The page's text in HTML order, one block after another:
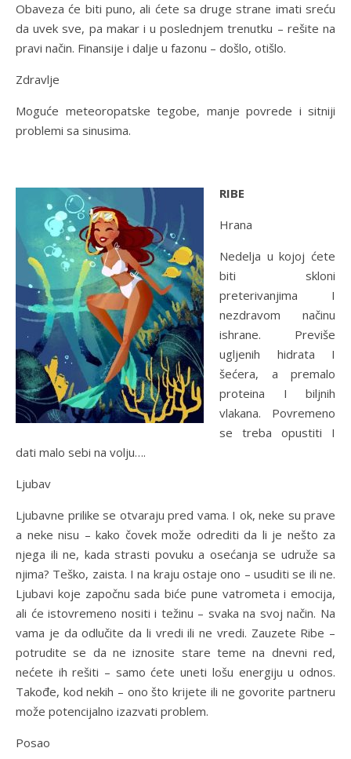
Obaveza će biti puno, ali ćete sa druge strane imati sreću
da uvek sve, pa makar i u poslednjem trenutku – rešite na
pravi način. Finansije i dalje u fazonu – došlo, otišlo.
Zdravlje
Moguće meteoropatske tegobe, manje povrede i sitniji
problemi sa sinusima.
RIBE
Hrana
Nedelja u kojoj ćete
biti skloni
preterivanjima I
nezdravom načinu
ishrane. Previše
ugljenih hidrata I
šećera, a premalo
proteina I biljnih
vlakana. Povremeno
se treba opustiti I
dati malo sebi na volju….
Ljubav
Ljubavne prilike se otvaraju pred vama. I ok, neke su prave
a neke nisu – kako čovek može odrediti da li je nešto za
njega ili ne, kada strasti povuku a osećanja se udruže sa
njima? Teško, zaista. I na kraju ostaje ono – usuditi se ili ne.
Ljubavi koje započnu sada biće pune vatrometa i emocija,
ali će istovremeno nositi i težinu – svaka na svoj način. Na
vama je da odlučite da li vredi ili ne vredi. Zauzete Ribe –
potrudite se da ne iznosite stare teme na dnevni red,
nećete ih rešiti – samo ćete uneti lošu energiju u odnos.
Takođe, kod nekih – ono što krijete ili ne govorite partneru
može potencijalno izazvati problem.
Posao